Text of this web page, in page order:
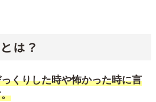
は？
くりした時や怖かった時に言